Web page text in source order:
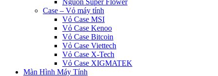
Nguồn Super Flower
Case – Vỏ máy tính
Vỏ Case MSI
Vỏ Case Kenoo
Vỏ Case Bitcoin
Vỏ Case Viettech
Vỏ Case X-Tech
Vỏ Case XIGMATEK
Màn Hình Máy Tính